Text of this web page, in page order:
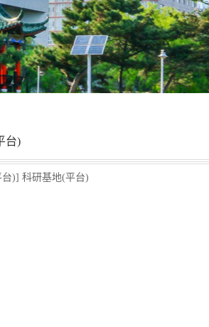
台)
)] 科研基地(平台)